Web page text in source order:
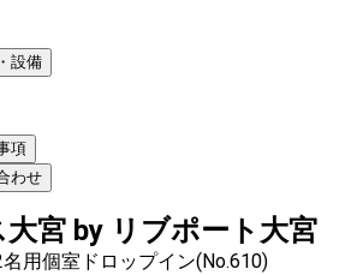
設備
項
わせ
宮 by リブポート大宮
名用個室ドロップイン(No.610)